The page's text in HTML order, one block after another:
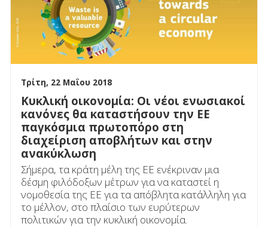
Κυκλική οικονομία: Οι νέοι ενωσιακοί
κανόνες θα καταστήσουν την ΕΕ
παγκόσμια πρωτοπόρο στη
διαχείριση αποβλήτων και στην
ανακύκλωση
Σήμερα, τα κράτη μέλη της ΕΕ ενέκριναν μια
δέσμη φιλόδοξων μέτρων για να καταστεί η
νομοθεσία της ΕΕ για τα απόβλητα κατάλληλη για
το μέλλον, στο πλαίσιο των ευρύτερων
πολιτικών για την κυκλική οικονομία.
Τρίτη, 22 Μαΐου 2018